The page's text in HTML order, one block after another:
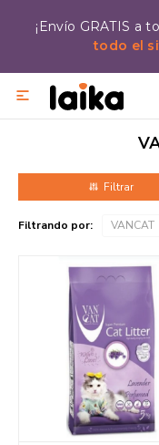
¡Envío GRATIS a
todo el

Filtrando por: VANCAT